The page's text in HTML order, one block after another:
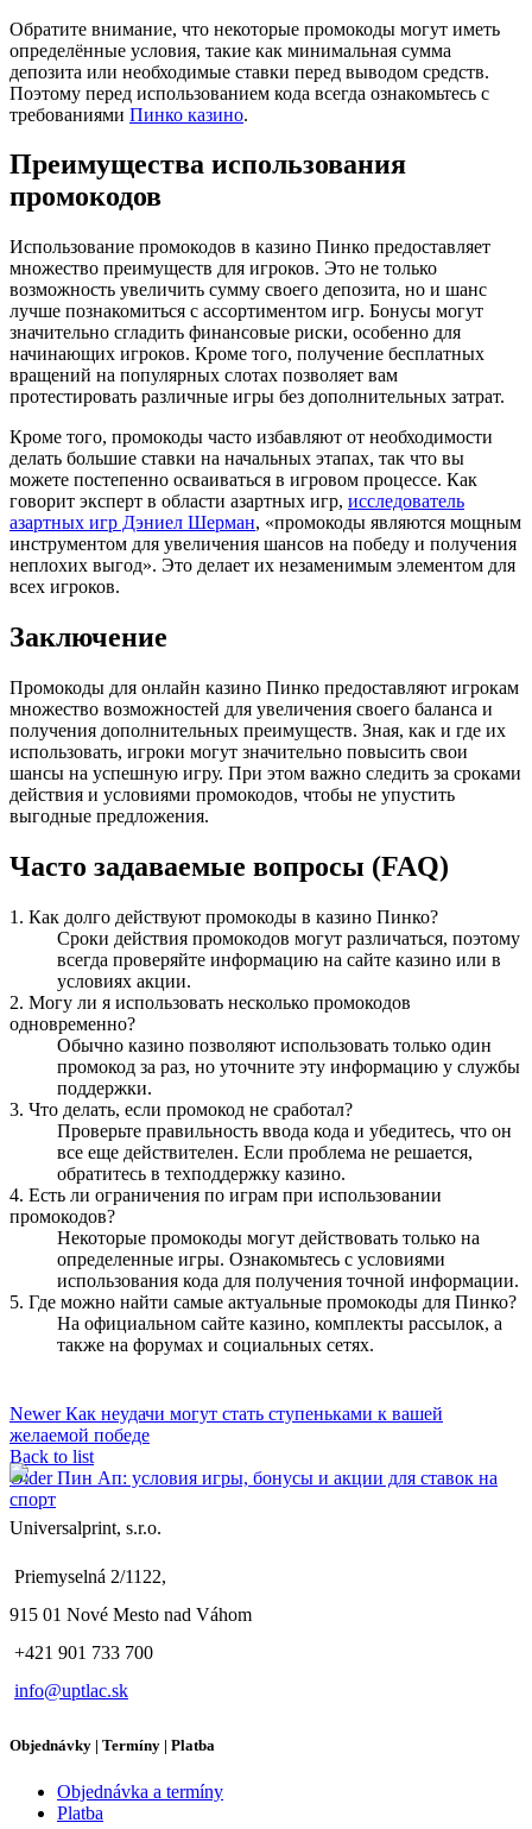
Обратите внимание, что некоторые промокоды могут иметь
определённые условия, такие как минимальная сумма
депозита или необходимые ставки перед выводом средств.
Поэтому перед использованием кода всегда ознакомьтесь с
требованиями Пинко казино.
Преимущества использования
промокодов
Использование промокодов в казино Пинко предоставляет
множество преимуществ для игроков. Это не только
возможность увеличить сумму своего депозита, но и шанс
лучше познакомиться с ассортиментом игр. Бонусы могут
значительно сгладить финансовые риски, особенно для
начинающих игроков. Кроме того, получение бесплатных
вращений на популярных слотах позволяет вам
протестировать различные игры без дополнительных затрат.
Кроме того, промокоды часто избавляют от необходимости
делать большие ставки на начальных этапах, так что вы
можете постепенно осваиваться в игровом процессе. Как
говорит эксперт в области азартных игр, исследователь
азартных игр Дэниел Шерман, «промокоды являются мощным
инструментом для увеличения шансов на победу и получения
неплохих выгод». Это делает их незаменимым элементом для
всех игроков.
Заключение
Промокоды для онлайн казино Пинко предоставляют игрокам
множество возможностей для увеличения своего баланса и
получения дополнительных преимуществ. Зная, как и где их
использовать, игроки могут значительно повысить свои
шансы на успешную игру. При этом важно следить за сроками
действия и условиями промокодов, чтобы не упустить
выгодные предложения.
Часто задаваемые вопросы (FAQ)
1. Как долго действуют промокоды в казино Пинко?
Сроки действия промокодов могут различаться, поэтому
всегда проверяйте информацию на сайте казино или в
условиях акции.
2. Могу ли я использовать несколько промокодов
одновременно?
Обычно казино позволяют использовать только один
промокод за раз, но уточните эту информацию у службы
поддержки.
3. Что делать, если промокод не сработал?
Проверьте правильность ввода кода и убедитесь, что он
все еще действителен. Если проблема не решается,
обратитесь в техподдержку казино.
4. Есть ли ограничения по играм при использовании
промокодов?
Некоторые промокоды могут действовать только на
определенные игры. Ознакомьтесь с условиями
использования кода для получения точной информации.
5. Где можно найти самые актуальные промокоды для Пинко?
На официальном сайте казино, комплекты рассылок, а
также на форумах и социальных сетях.
Newer Как неудачи могут стать ступеньками к вашей
желаемой победе
Back to list
Older Пин Ап: условия игры, бонусы и акции для ставок на
спорт
Universalprint, s.r.o.
Priemyselná 2/1122,
915 01 Nové Mesto nad Váhom
+421 901 733 700
info@uptlac.sk
Objednávky | Termíny | Platba
Objednávka a termíny
Platba